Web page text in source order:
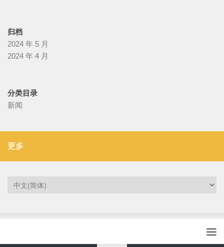
归档
2024 年 5 月
2024 年 4 月
分类目录
新闻
更多